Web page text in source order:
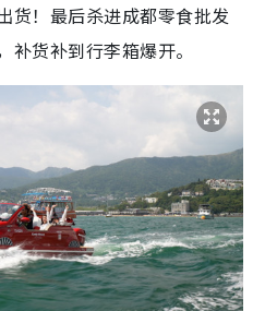
货！最后杀进成都零食批发
货补到行李箱爆开。